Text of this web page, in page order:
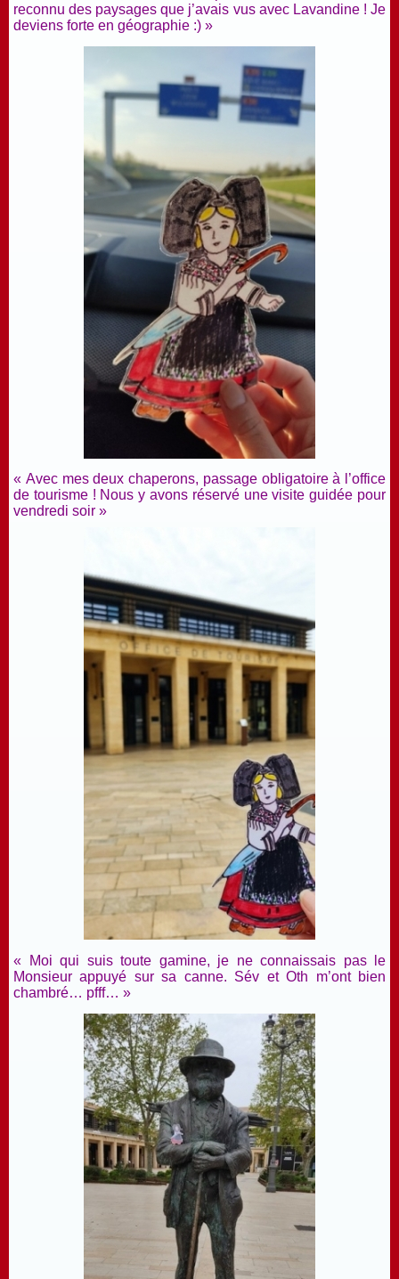
reconnu des paysages que j’avais vus avec Lavandine ! Je
deviens forte en géographie :) »
« Avec mes deux chaperons, passage obligatoire à l’office
de tourisme ! Nous y avons réservé une visite guidée pour
vendredi soir »
« Moi qui suis toute gamine, je ne connaissais pas le
Monsieur appuyé sur sa canne. Sév et Oth m’ont bien
chambré… pfff… »